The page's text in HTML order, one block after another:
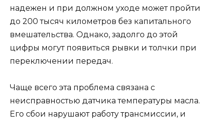
надежен и при должном уходе может пройти
до 200 тысяч километров без капитального
вмешательства. Однако, задолго до этой
цифры могут появиться рывки и толчки при
переключении передач.
Чаще всего эта проблема связана с
неисправностью датчика температуры масла.
Его сбои нарушают работу трансмиссии, и